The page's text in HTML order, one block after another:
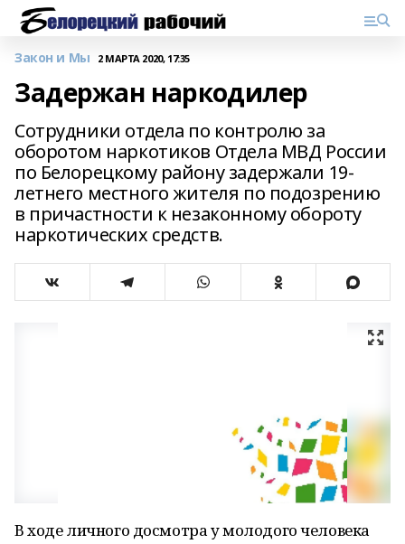
Закон и Мы 2 МАРТА 2020, 17:35
Задержан наркодилер
Сотрудники отдела по контролю за
оборотом наркотиков Отдела МВД России
по Белорецкому району задержали 19-
летнего местного жителя по подозрению
в причастности к незаконному обороту
наркотических средств.
В ходе личного досмотра у молодого человека